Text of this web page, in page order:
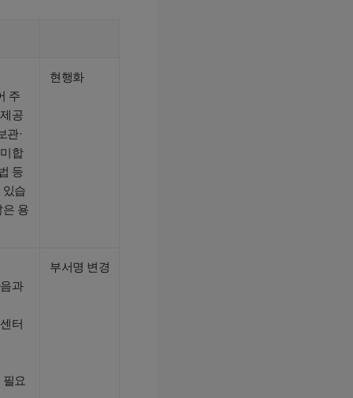
주
공
관·
합
등
있습
은 용
현행화
과
터
요
부서명 변경